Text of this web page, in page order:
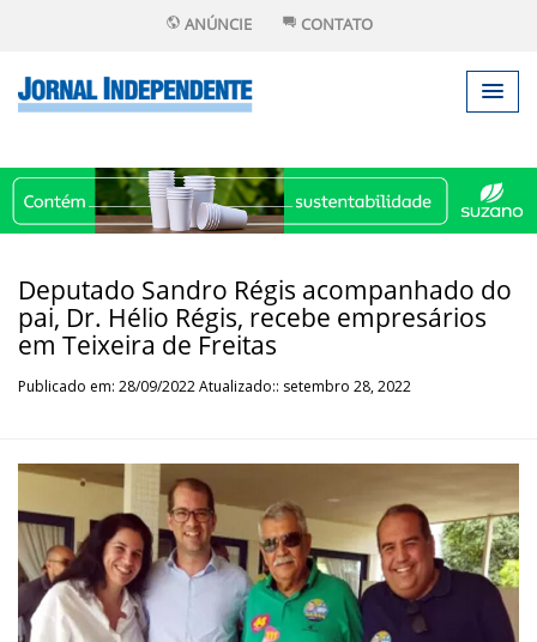
ANÚNCIE CONTATO
Deputado Sandro Régis acompanhado do
pai, Dr. Hélio Régis, recebe empresários
em Teixeira de Freitas
Publicado em: 28/09/2022 Atualizado:: setembro 28, 2022